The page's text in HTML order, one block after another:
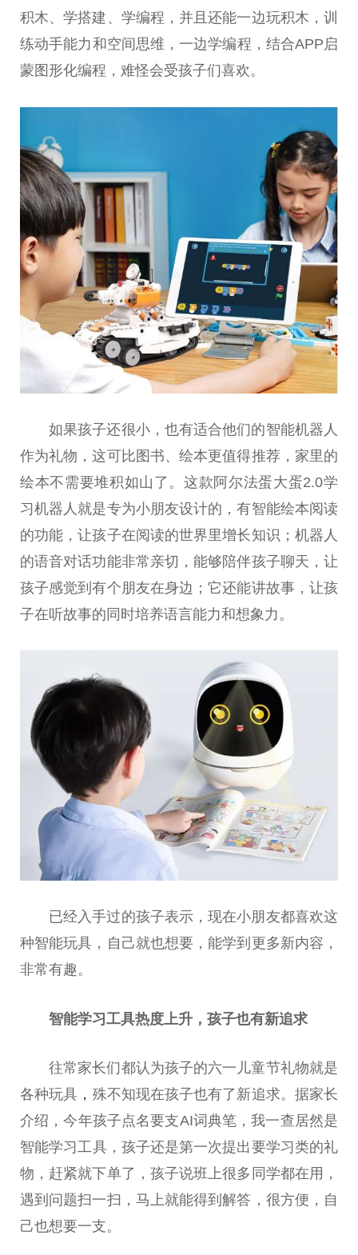
积木、学搭建、学编程，并且还能一边玩积木，训
练动手能力和空间思维，一边学编程，结合APP启
蒙图形化编程，难怪会受孩子们喜欢。
如果孩子还很小，也有适合他们的智能机器人
作为礼物，这可比图书、绘本更值得推荐，家里的
绘本不需要堆积如山了。这款阿尔法蛋大蛋2.0学
习机器人就是专为小朋友设计的，有智能绘本阅读
的功能，让孩子在阅读的世界里增长知识；机器人
的语音对话功能非常亲切，能够陪伴孩子聊天，让
孩子感觉到有个朋友在身边；它还能讲故事，让孩
子在听故事的同时培养语言能力和想象力。
已经入手过的孩子表示，现在小朋友都喜欢这
种智能玩具，自己就也想要，能学到更多新内容，
非常有趣。
智能学习工具热度上升，孩子也有新追求
往常家长们都认为孩子的六一儿童节礼物就是
各种玩具 ， 殊不知现在孩子也有了新追求。据家长
介绍，今年孩子点名要支AI词典笔，我一查居然是
智能学习工具，孩子还是第一次提出要学习 类的礼
物，赶紧就下单了，孩子说班上很多同学都在用，
遇到问题扫一扫，马上就能得到解答，很方便，自
己也想要一支。